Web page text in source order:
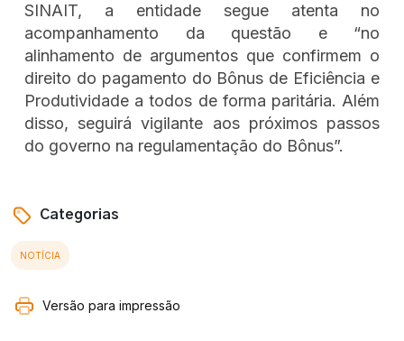
SINAIT, a entidade segue atenta no
acompanhamento da questão e “no
alinhamento de argumentos que confirmem o
direito do pagamento do Bônus de Eficiência e
Produtividade a todos de forma paritária. Além
disso, seguirá vigilante aos próximos passos
do governo na regulamentação do Bônus”.
Categorias
NOTÍCIA
Versão para impressão